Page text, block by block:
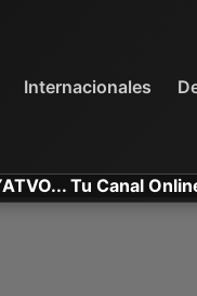
Internacionales
Tu Canal Online....